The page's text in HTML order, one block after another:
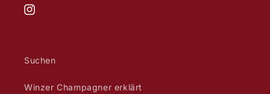
Instagram
Suchen
Winzer Champagner erklärt